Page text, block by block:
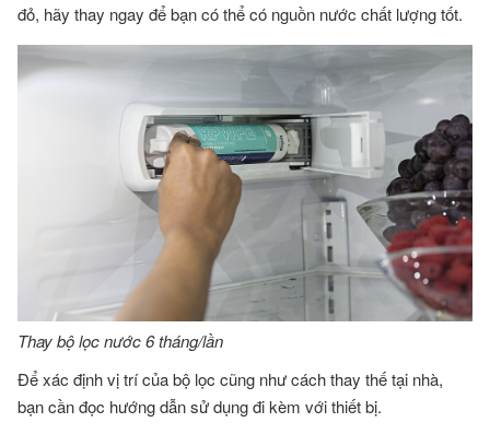
đỏ, hãy thay ngay để bạn có thể có nguồn nước chất lượng tốt.
Thay bộ lọc nước 6 tháng/lần
Để xác định vị trí của bộ lọc cũng như cách thay thế tại nhà,
bạn cần đọc hướng dẫn sử dụng đi kèm với thiết bị.